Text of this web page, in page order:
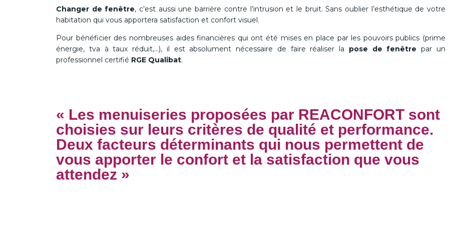
Changer de fenêtre, c’est aussi une barrière contre l’intrusion et le bruit. Sans oublier l’esthétique de votre
habitation qui vous apportera satisfaction et confort visuel.
Pour bénéficier des nombreuses aides financières qui ont été mises en place par les pouvoirs publics (prime
énergie, tva à taux réduit,…), il est absolument nécessaire de faire réaliser la pose de fenêtre par un
professionnel certifié RGE Qualibat.
« Les menuiseries proposées par REACONFORT sont
choisies sur leurs critères de qualité et performance.
Deux facteurs déterminants qui nous permettent de
vous apporter le confort et la satisfaction que vous
attendez »